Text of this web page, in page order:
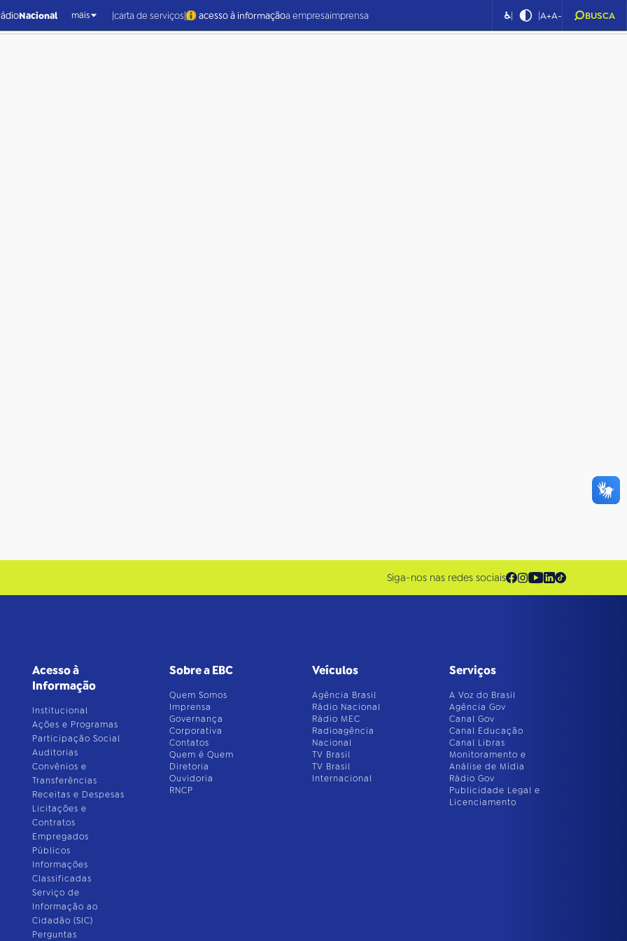
Nacional mais |carta de serviços| acesso à informaçãoa empresaimprensa ♿| |A+A- BUSCA
Siga-nos nas redes sociais
Acesso à
Informação
Institucional
Ações e Programas
Participação Social
Auditorias
Convênios e
Transferências
Receitas e Despesas
Licitações e
Contratos
Empregados
Públicos
Informações
Classificadas
Serviço de
Informação ao
Cidadão (SIC)
Perguntas
Sobre a EBC
Quem Somos
Imprensa
Governança
Corporativa
Contatos
Quem é Quem
Diretoria
Ouvidoria
RNCP
Veículos
Agência Brasil
Rádio Nacional
Rádio MEC
Radioagência
Nacional
TV Brasil
TV Brasil
Internacional
Serviços
A Voz do Brasil
Agência Gov
Canal Gov
Canal Educação
Canal Libras
Monitoramento e
Análise de Mídia
Rádio Gov
Publicidade Legal e
Licenciamento